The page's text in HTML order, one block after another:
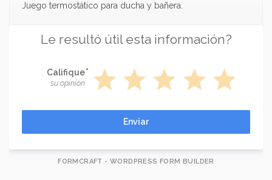
Juego termostático para ducha y bañera.
Le resultó útil esta información?
Califique
su opinion star star star star star
Enviar
FORMCRAFT - WORDPRESS FORM BUILDER